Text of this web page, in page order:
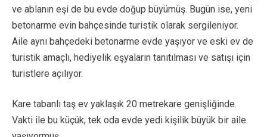
ve ablanın eşi de bu evde doğup büyümüş. Bugün ise, yeni
betonarme evin bahçesinde turistik olarak sergileniyor.
Aile aynı bahçedeki betonarme evde yaşıyor ve eski ev de
turistik amaçlı, hediyelik eşyaların tanıtılması ve satışı için
turistlere açılıyor.
Kare tabanlı taş ev yaklaşık 20 metrekare genişliğinde.
Vakti ile bu küçük, tek oda evde yedi kişilik büyük bir aile